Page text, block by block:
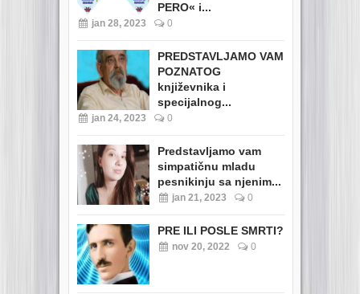
PERO« i...
jan 28, 2023 0
PREDSTAVLJAMO VAM
POZNATOG
književnika i
specijalnog...
jan 24, 2023 0
Predstavljamo vam
simpatičnu mladu
pesnikinju sa njenim...
jan 21, 2023 0
PRE ILI POSLE SMRTI?
nov 20, 2022 0